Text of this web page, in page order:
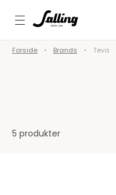
Forside Brands Teva
5 produkter